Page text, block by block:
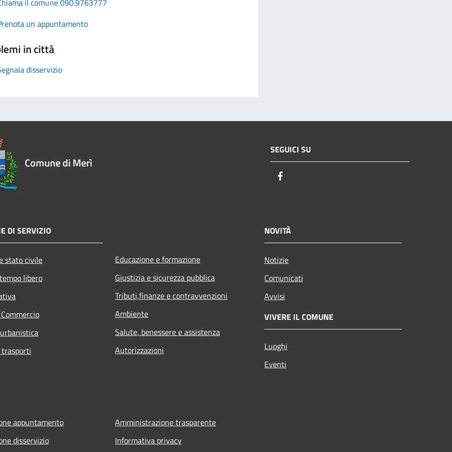
un appuntamento
in città
disservizio
Comune di Merì
SEGUICI SU
DI SERVIZIO
stato civile
libero
Educazione e formazione
Giustizia e sicurezza pubblica
Tributi,finanze e contravvenzioni
Ambiente
Salute, benessere e assistenza
Autorizzazioni
NOVITÀ
Notizie
Comunicati
Avvisi
VIVERE IL COMUNE
Luoghi
Eventi
appuntamento
disservizio
Amministrazione trasparente
Informativa privacy